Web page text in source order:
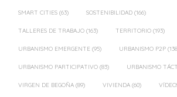
SMART CITIES (63) SOSTENIBILIDAD (166)
TALLERES DE TRABAJO (163) TERRITORIO (193)
URBANISMO EMERGENTE (95) URBANISMO P2P
URBANISMO PARTICIPATIVO (83) URBANISMO
VIRGEN DE BEGOÑA (89) VIVIENDA (60)